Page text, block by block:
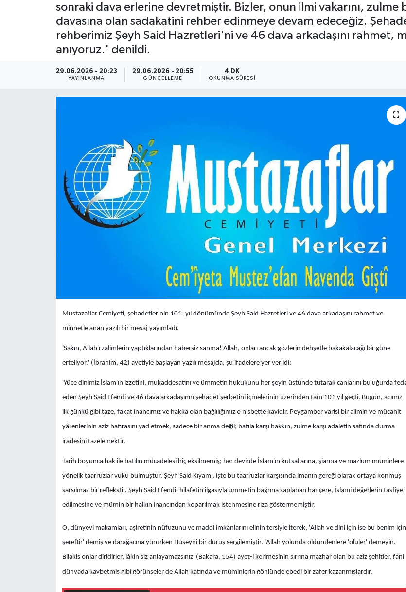
sonraki dava erlerine devretmiştir. Bizler, onun ilmi vakarını, zulme
davasına olan sadakatini rehber edinmeye devam edeceğiz.
rehberimiz Şeyh Said Hazretleri'ni ve 46 dava arkadaşını rahmet,
anıyoruz.' denildi.
29.06.2026 - 20:23
YAYINLANMA
29.06.2026 - 20:55
GÜNCELLEME
4 DK
OKUNMA SÜRESI
Mustazaflar Cemiyeti, ​şehadetlerinin 101. yıl dönümünde Şeyh Said Hazretleri ve 46 dava arkadaşını rahmet ve
minnetle anan yazılı bir mesaj yayımladı.
​'Sakın, Allah'ı zalimlerin yaptıklarından habersiz sanma! Allah, onları ancak gözlerin dehşetle bakakalacağı bir güne
erteliyor.' (İbrahim, 42) ayetiyle başlayan yazılı mesajda, şu ifadelere yer verildi:
'​Yüce dinimiz İslam'ın izzetini, mukaddesatını ve ümmetin hukukunu her şeyin üstünde tutarak canlarını bu uğurda
eden Şeyh Said Efendi ve 46 dava arkadaşının şehadet şerbetini içmelerinin üzerinden tam 101 yıl geçti. Bugün, acımız
ilk günkü gibi taze, fakat inancımız ve hakka olan bağlılığımız o nisbette kavidir. Peygamber varisi bir alimin ve mücahit
yârenlerinin aziz hatırasını yad etmek, sadece bir anma değil; batıla karşı hakkın, zulme karşı adaletin safında durma
iradesini tazelemektir.
​Tarih boyunca hak ile batılın mücadelesi hiç eksilmemiş; her devirde İslam'ın kutsallarına, şiarına ve mazlum müminlere
yönelik taarruzlar vuku bulmuştur. Şeyh Said Kıyamı, işte bu taarruzlar karşısında imanın gereği olarak ortaya konmuş
sarsılmaz bir reflekstir. Şeyh Said Efendi; hilafetin ilgasıyla ümmetin bağrına saplanan hançere, İslami değerlerin tasfiye
edilmesine ve mümin bir halkın inancından koparılmak istenmesine rıza göstermemiştir.
​O, dünyevi makamları, aşiretinin nüfuzunu ve maddi imkânlarını elinin tersiyle iterek, 'Allah ve dini için ise bu benim için
şereftir' demiş ve darağacına yürürken Hüseyni bir duruş sergilemiştir. 'Allah yolunda öldürülenlere 'ölüler' demeyin.
Bilakis onlar diridirler, lâkin siz anlayamazsınız' (Bakara, 154) ayet-i kerimesinin sırrına mazhar olan bu aziz şehitler, fani
dünyada kaybetmiş gibi görünseler de Allah katında ve müminlerin gönlünde ebedi bir zafer kazanmışlardır.
Bi̇li̇m & Teknoloji̇